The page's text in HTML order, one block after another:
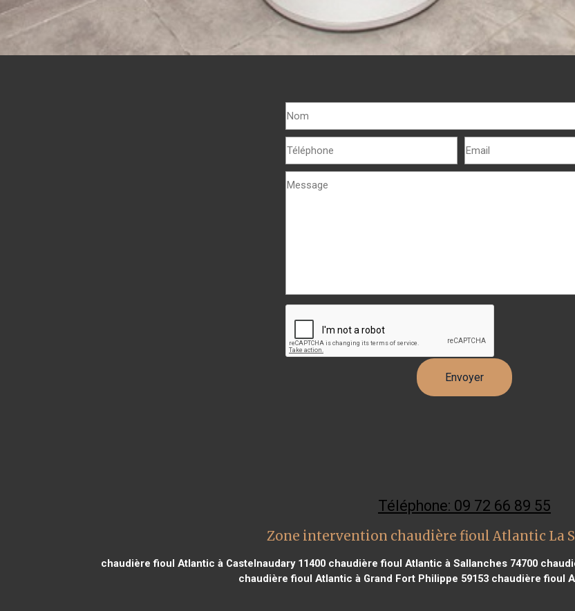
Téléphone: 09 72 66 89 55
Zone intervention chaudière fioul Atlantic La
chaudière fioul Atlantic à Castelnaudary 11400 chaudière fioul Atlantic à Sallanches 74700
chaudière fioul Atlantic à Grand Fort Philippe 59153 chaudière fioul